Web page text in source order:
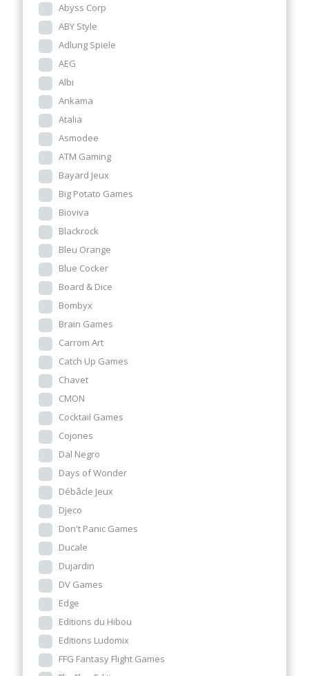
Abyss Corp
ABY Style
Adlung Spiele
AEG
Albi
Ankama
Atalia
Asmodee
ATM Gaming
Bayard Jeux
Big Potato Games
Bioviva
Blackrock
Bleu Orange
Blue Cocker
Board & Dice
Bombyx
Brain Games
Carrom Art
Catch Up Games
Chavet
CMON
Cocktail Games
Cojones
Dal Negro
Days of Wonder
Débâcle Jeux
Djeco
Don't Panic Games
Ducale
Dujardin
DV Games
Edge
Editions du Hibou
Editions Ludomix
FFG Fantasy Flight Games